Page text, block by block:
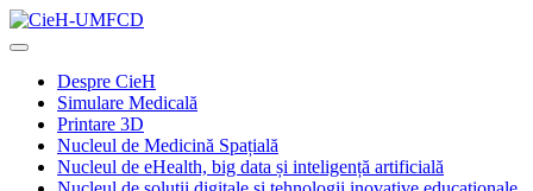
Despre CieH
Simulare Medicală
Printare 3D
Nucleul de Medicină Spațială
Nucleul de eHealth, big data și inteligență artificială